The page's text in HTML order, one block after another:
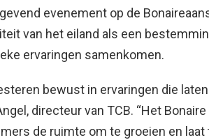
evenement op de
van het eiland als een
ervaringen samenkomen.
bewust in ervaringen die
directeur van TCB. “Het
de ruimte om te groeien en